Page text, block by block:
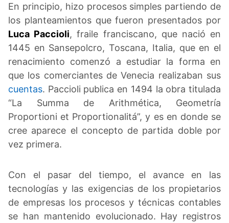
En principio, hizo procesos simples partiendo de
los planteamientos que fueron presentados por
Luca Paccioli, fraile franciscano, que nació en
1445 en Sansepolcro, Toscana, Italia, que en el
renacimiento comenzó a estudiar la forma en
que los comerciantes de Venecia realizaban sus
cuentas. Paccioli publica en 1494 la obra titulada
“La Summa de Arithmética, Geometría
Proportioni et Proportionalitá”, y es en donde se
cree aparece el concepto de partida doble por
vez primera.
Con el pasar del tiempo, el avance en las
tecnologías y las exigencias de los propietarios
de empresas los procesos y técnicas contables
se han mantenido evolucionado. Hay registros